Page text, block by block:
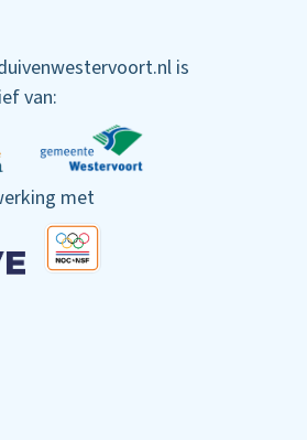
is
van:
met